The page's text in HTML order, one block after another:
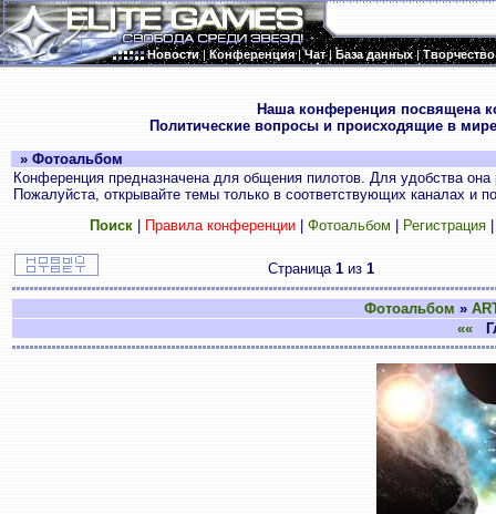
Новости|Конференция|Чат|База данных|Творчество
Наша конференция посвящена
Политические вопросы и происходящие в
» Фотоальбом
Конференция предназначена для общения пилотов. Для удобства
Пожалуйста, открывайте темы только в соответствующих каналах и
Поиск| Правила конференции| Фотоальбом Регистрация
Страница 1из 1
Фотоальбом »
««